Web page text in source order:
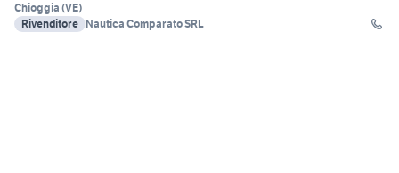
Chioggia (VE)
Rivenditore Nautica Comparato SRL